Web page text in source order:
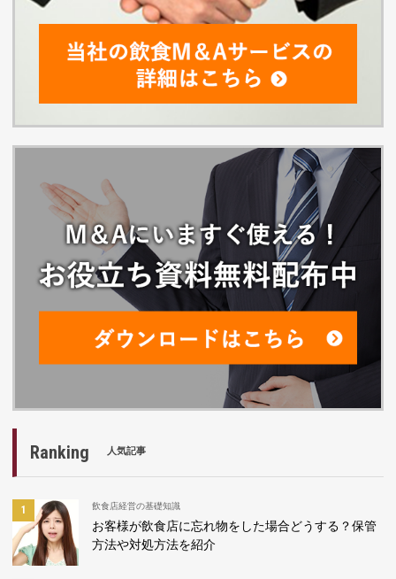
Ranking 人気記事
飲食店経営の基礎知識
お客様が飲食店に忘れ物をした場合どうする？保管
方法や対処方法を紹介